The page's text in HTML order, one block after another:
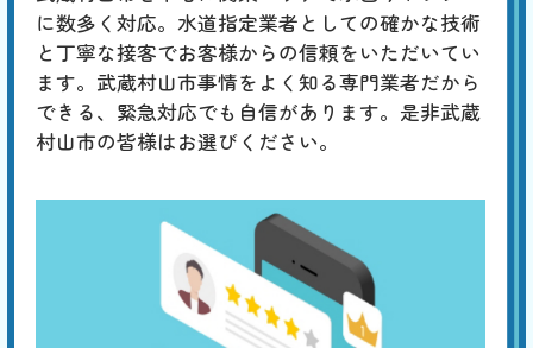
ートが行えます。
に数多く対応。水道指定業者としての確かな技術
と丁寧な接客でお客様からの信頼をいただいてい
ます。武蔵村山市事情をよく知る専門業者だから
できる、緊急対応でも自信があります。是非武蔵
村山市の皆様はお選びください。